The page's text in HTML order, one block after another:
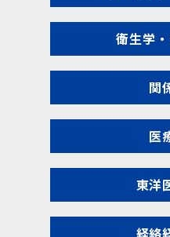
衛生学
関
医
東洋
経絡